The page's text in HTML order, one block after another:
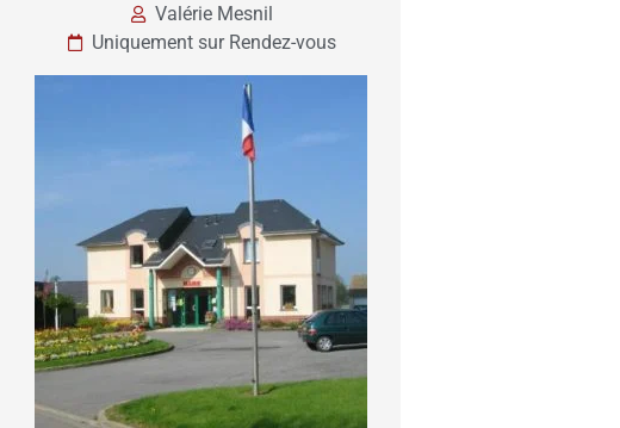
Valérie Mesnil
Uniquement sur Rendez-vous